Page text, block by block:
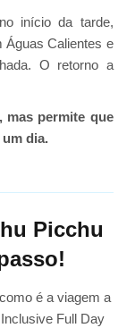
início da tarde,
Águas Calientes e
O retorno a
mas permite que
dia.
Picchu
é a viagem a
Full Day